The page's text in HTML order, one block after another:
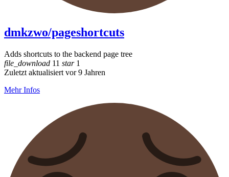
dmkzwo/pageshortcuts
Adds shortcuts to the backend page tree
file_download 11 star1
Zuletzt aktualisiert vor 9 Jahren
Mehr Infos